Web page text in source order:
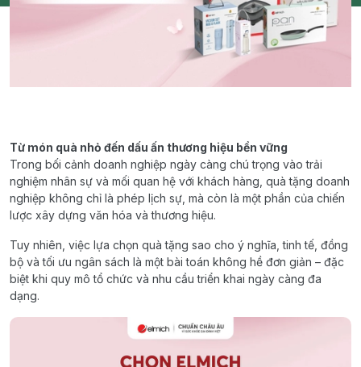
Từ món quà nhỏ đến dấu ấn thương hiệu bền vững
Trong bối cảnh doanh nghiệp ngày càng chú trọng vào trải
nghiệm nhân sự và mối quan hệ với khách hàng, quà tặng doanh
nghiệp không chỉ là phép lịch sự, mà còn là một phần của chiến
lược xây dựng văn hóa và thương hiệu.
Tuy nhiên, việc lựa chọn quà tặng sao cho ý nghĩa, tinh tế, đồng
bộ và tối ưu ngân sách là một bài toán không hề đơn giản – đặc
biệt khi quy mô tổ chức và nhu cầu triển khai ngày càng đa
dạng.